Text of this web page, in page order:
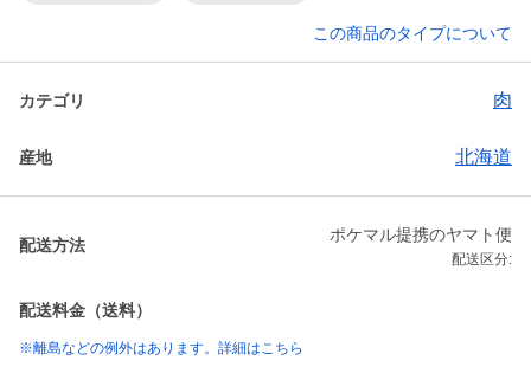
この商品のタイプについて
カテゴリ 肉
産地 北海道
配送方法
ポケマル提携のヤマト便
配送区分:
配送料金（送料）
※離島などの例外はあります。詳細はこちら